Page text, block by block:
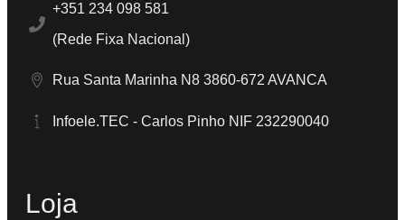
+351 234 098 581
(Rede Fixa Nacional)
Rua Santa Marinha N8 3860-672 AVANCA
Infoele.TEC - Carlos Pinho NIF 232290040
Loja